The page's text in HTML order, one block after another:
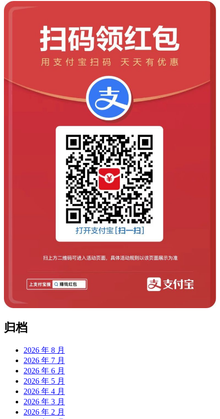
归档
2026 年 8 月
2026 年 7 月
2026 年 6 月
2026 年 5 月
2026 年 4 月
2026 年 3 月
2026 年 2 月